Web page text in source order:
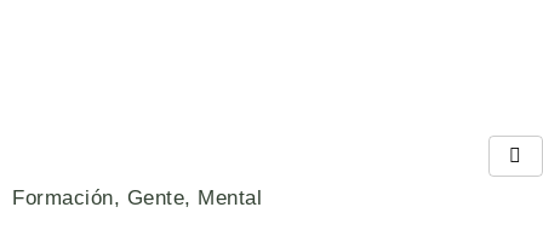
Formación, Gente, Mental